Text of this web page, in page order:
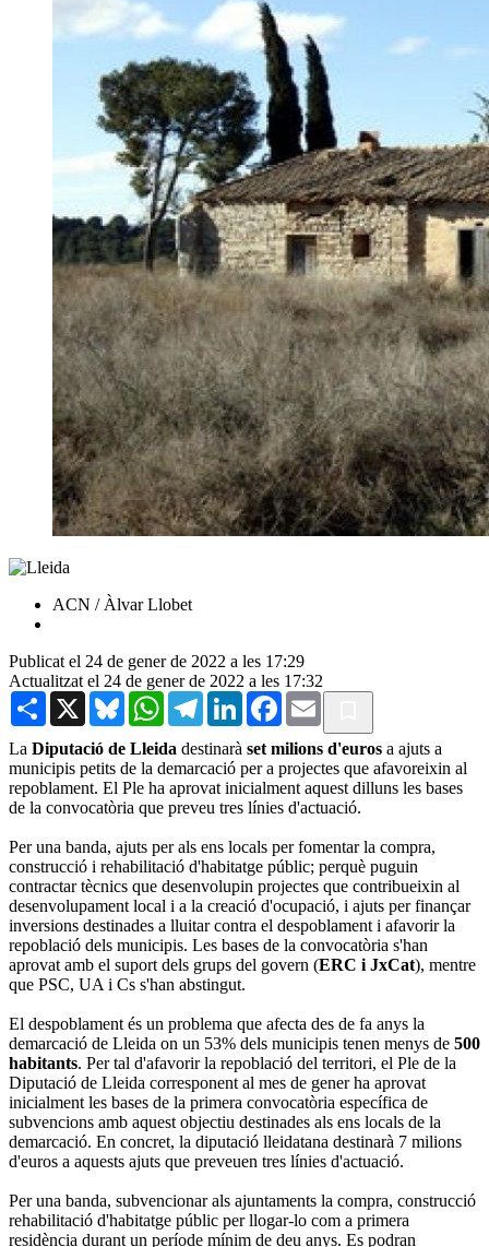
ACN / Àlvar Llobet
Publicat el 24 de gener de 2022 a les 17:29
Actualitzat el 24 de gener de 2022 a les 17:32
Share X BlueskyWhatsAppTelegramLinkedInFacebook
Email
La Diputació de Lleida destinarà set milions d'euros a ajuts a
municipis petits de la demarcació per a projectes que afavoreixin al
repoblament. El Ple ha aprovat inicialment aquest dilluns les bases
de la convocatòria que preveu tres línies d'actuació.
Per una banda, ajuts per als ens locals per fomentar la compra,
construcció i rehabilitació d'habitatge públic; perquè puguin
contractar tècnics que desenvolupin projectes que contribueixin al
desenvolupament local i a la creació d'ocupació, i ajuts per finançar
inversions destinades a lluitar contra el despoblament i afavorir la
repoblació dels municipis. Les bases de la convocatòria s'han
aprovat amb el suport dels grups del govern (ERC i JxCat), mentre
que PSC, UA i Cs s'han abstingut.
El despoblament és un problema que afecta des de fa anys la
demarcació de Lleida on un 53% dels municipis tenen menys de 500
habitants. Per tal d'afavorir la repoblació del territori, el Ple de la
Diputació de Lleida corresponent al mes de gener ha aprovat
inicialment les bases de la primera convocatòria específica de
subvencions amb aquest objectiu destinades als ens locals de la
demarcació. En concret, la diputació lleidatana destinarà 7 milions
d'euros a aquests ajuts que preveuen tres línies d'actuació.
Per una banda, subvencionar als ajuntaments la compra, construcció
rehabilitació d'habitatge públic per llogar-lo com a primera
residència durant un període mínim de deu anys. Es podran